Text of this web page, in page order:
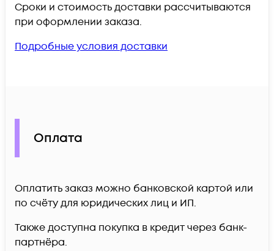
Сроки и стоимость доставки рассчитываются
при оформлении заказа.
Подробные условия доставки
Оплата
Оплатить заказ можно банковской картой или
по счёту для юридических лиц и ИП.
Также доступна покупка в кредит через банк-
партнёра.